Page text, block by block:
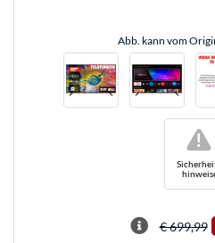
Abb. kann vom
!
€ 699,99